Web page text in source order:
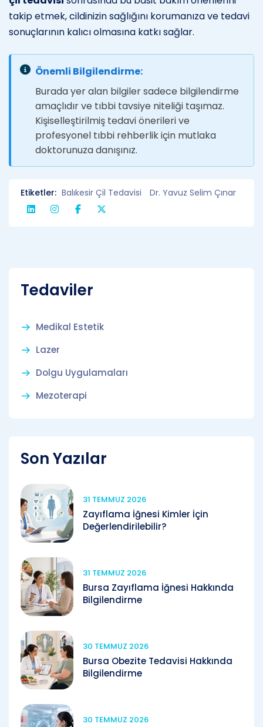
takip etmek, cildinizin sağlığını korumanıza ve tedavi
sonuçlarının kalıcı olmasına katkı sağlar.
Önemli Bilgilendirme:
Burada yer alan bilgiler sadece bilgilendirme
amaçlıdır ve tıbbi tavsiye niteliği taşımaz.
Kişiselleştirilmiş tedavi önerileri ve
profesyonel tıbbi rehberlik için mutlaka
doktorunuza danışınız.
Etiketler: Balıkesir Çil Tedavisi Dr. Yavuz Selim Çınar
Tedaviler
Medikal Estetik
Lazer
Dolgu Uygulamaları
Mezoterapi
Son Yazılar
31 TEMMUZ 2026
Zayıflama İğnesi Kimler İçin
Değerlendirilebilir?
31 TEMMUZ 2026
Bursa Zayıflama İğnesi Hakkında
Bilgilendirme
30 TEMMUZ 2026
Bursa Obezite Tedavisi Hakkında
Bilgilendirme
30 TEMMUZ 2026